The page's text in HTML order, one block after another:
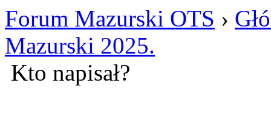
Forum Mazurski OTS ›
Mazurski 2025.
Kto napisał?